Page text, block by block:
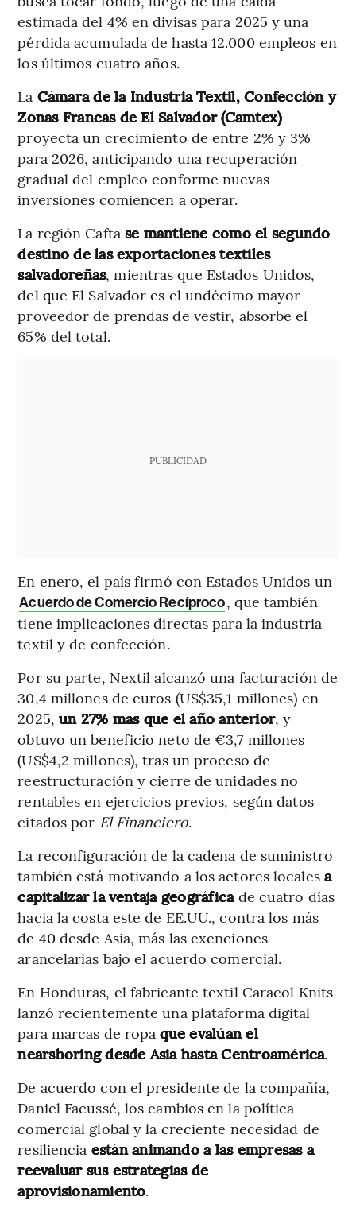
estimada del 4% en divisas para 2025 y una
pérdida acumulada de hasta 12.000 empleos en
los últimos cuatro años.
La Cámara de la Industria Textil, Confección y
Zonas Francas de El Salvador (Camtex)
proyecta un crecimiento de entre 2% y 3%
para 2026, anticipando una recuperación
gradual del empleo conforme nuevas
inversiones comiencen a operar.
La región Cafta se mantiene como el segundo
destino de las exportaciones textiles
salvadoreñas, mientras que Estados Unidos,
del que El Salvador es el undécimo mayor
proveedor de prendas de vestir, absorbe el
65% del total.
PUBLICIDAD
En enero, el país firmó con Estados Unidos un
Acuerdo de Comercio Recíproco, que también
tiene implicaciones directas para la industria
textil y de confección.
Por su parte, Nextil alcanzó una facturación de
30,4 millones de euros (US$35,1 millones) en
2025, un 27% más que el año anterior, y
obtuvo un beneficio neto de €3,7 millones
(US$4,2 millones), tras un proceso de
reestructuración y cierre de unidades no
rentables en ejercicios previos, según datos
citados por El Financiero.
La reconfiguración de la cadena de suministro
también está motivando a los actores locales a
capitalizar la ventaja geográfica de cuatro días
hacia la costa este de EE.UU., contra los más
de 40 desde Asia, más las exenciones
arancelarias bajo el acuerdo comercial.
En Honduras, el fabricante textil Caracol Knits
lanzó recientemente una plataforma digital
para marcas de ropaque evalúan el
nearshoring desde Asia hasta Centroamérica.
De acuerdo con el presidente de la compañía,
Daniel Facussé, los cambios en la política
comercial global y la creciente necesidad de
resiliencia están animando a las empresas a
reevaluar sus estrategias de
aprovisionamiento.